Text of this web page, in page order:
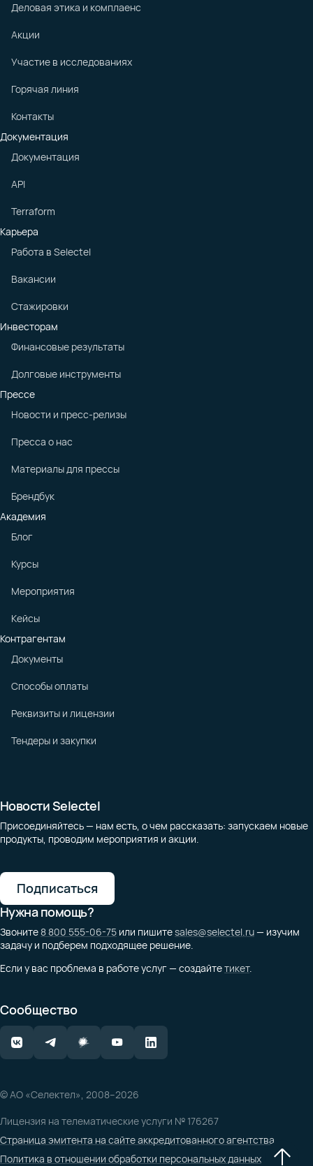
Деловая этика и комплаенс
Акции
Участие в исследованиях
Горячая линия
Контакты
Документация
Документация
API
Terraform
Карьера
Работа в Selectel
Вакансии
Стажировки
Инвесторам
Финансовые результаты
Долговые инструменты
Прессе
Новости и пресс-релизы
Пресса о нас
Материалы для прессы
Брендбук
Академия
Блог
Курсы
Мероприятия
Кейсы
Контрагентам
Документы
Способы оплаты
Реквизиты и лицензии
Тендеры и закупки
Новости Selectel
Присоединяйтесь — нам есть, о чем рассказать: запускаем новые
продукты, проводим мероприятия и акции.
Подписаться
Нужна помощь?
Звоните 8 800 555-06-75 или пишитеsales@selectel.ru— изучим
задачу и подберем подходящее решение.
Если у вас проблема в работе услуг — создайтетикет.
Сообщество
© АО «Селектел», 2008–2026
Лицензия на телематические услуги № 176267
Страница эмитента на сайте аккредитованного агентства
Политика в отношении обработки персональных данных